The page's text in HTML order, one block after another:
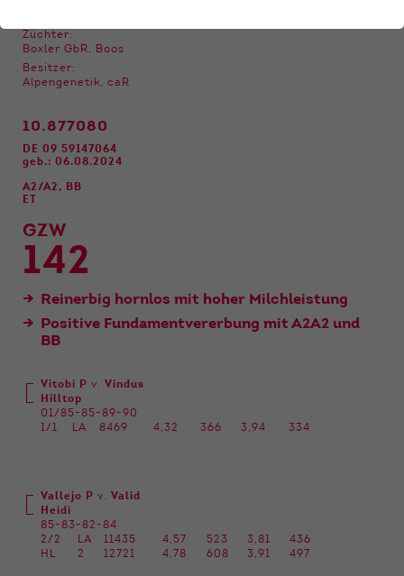
Züchter:
Boxler GbR, Boos
Besitzer:
Alpengenetik, caR
10.877080
DE 09 59147064
geb.: 06.08.2024
A2/A2, BB
ET
GZW
142
Reinerbig hornlos mit hoher Milchleistung
Positive Fundamentvererbung mit A2A2 und
BB
Vitobi P v. Vindus
Hilltop
01/85-85-89-90
1/1
LA 8469 4,32 366 3,94 334
Vallejo P v. Valid
Heidi
85-83-82-84
2/2
LA 11435 4,57 523 3,81
436
HL
2 12721 4,78 608 3,91 497
Funktionen der Webseite benötigt. Dadurch ist
gewährleistet, dass die Webseite einwandfrei
funktioniert.
Name
Anbieter
Zweck
Cookie-Informationen anzeigen
Externe Inhalte
Wir verwenden auf unserer Website externe
anzubieten.